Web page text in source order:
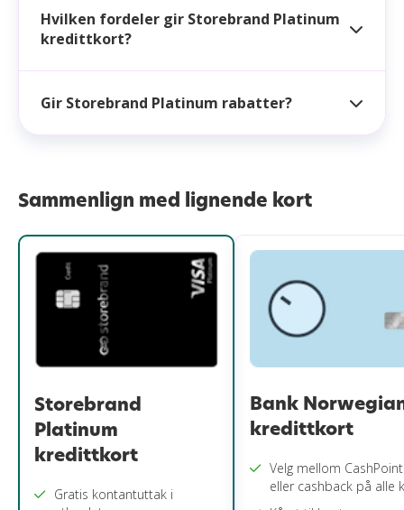
Hvilken fordeler gir Storebrand Platinum
kredittkort?
Gir Storebrand Platinum rabatter?
Sammenlign med lignende kort
Storebrand
Platinum
kredittkort
Gratis kontantuttak i
Bank
kredittkort
Velg mellom
eller cashback på alle